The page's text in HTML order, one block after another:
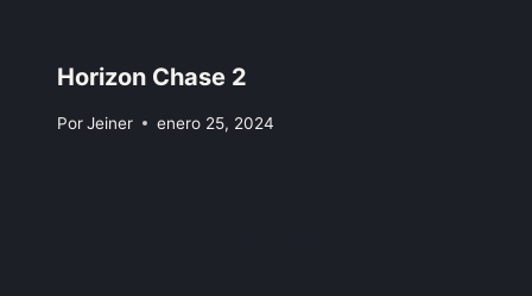
Horizon Chase 2
PorJeiner enero 25, 2024